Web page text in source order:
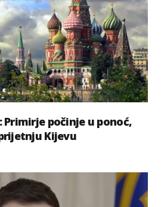
Primirje počinje u ponoć,
Kijevu